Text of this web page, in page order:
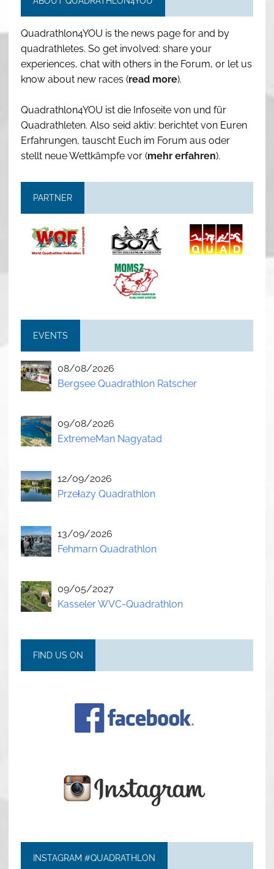
Quadrathlon4YOU is the news page for and by
quadrathletes. So get involved: share your
experiences, chat with others in the Forum, or let us
know about new races (read more).
Quadrathlon4YOU ist die Infoseite von und für
Quadrathleten. Also seid aktiv: berichtet von Euren
Erfahrungen, tauscht Euch im Forum aus oder
stellt neue Wettkämpfe vor (mehr erfahren).
PARTNER
EVENTS
08/08/2026
Bergsee Quadrathlon Ratscher
09/08/2026
ExtremeMan Nagyatad
12/09/2026
Przełazy Quadrathlon
13/09/2026
Fehmarn Quadrathlon
09/05/2027
Kasseler WVC-Quadrathlon
FIND US ON
INSTAGRAM #QUADRATHLON